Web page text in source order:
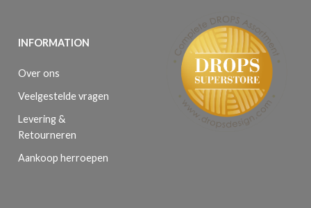
INFORMATION
Over ons
Veelgestelde vragen
Levering &
Retourneren
Aankoop herroepen